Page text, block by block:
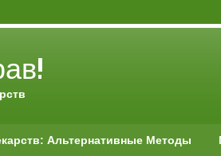
Альтернативные Методы